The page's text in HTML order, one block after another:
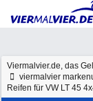
Viermalvier.de, das
viermalvier
Reifen für VW LT 45